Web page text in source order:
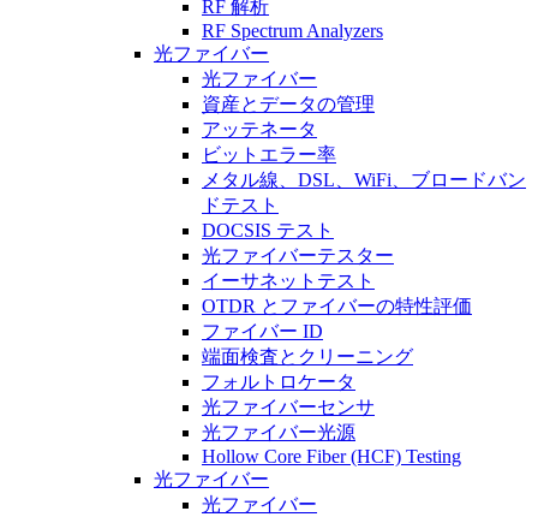
RF 解析
RF Spectrum Analyzers
光ファイバー
光ファイバー
資産とデータの管理
アッテネータ
ビットエラー率
メタル線、DSL、WiFi、ブロードバン
ドテスト
DOCSIS テスト
光ファイバーテスター
イーサネットテスト
OTDR とファイバーの特性評価
ファイバー ID
端面検査とクリーニング
フォルトロケータ
光ファイバーセンサ
光ファイバー光源
Hollow Core Fiber (HCF) Testing
光ファイバー
光ファイバー